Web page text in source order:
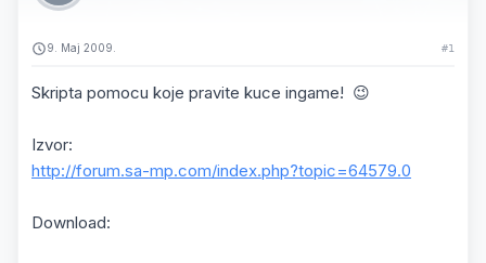
9. Maj 2009. #1
Skripta pomocu koje pravite kuce ingame! 😉
Izvor:
http://forum.sa-mp.com/index.php?topic=64579.0
Download: